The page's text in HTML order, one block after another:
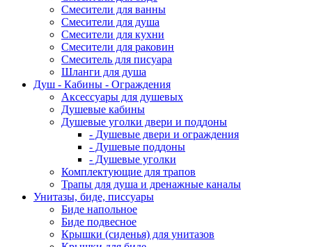
Смесители для ванны
Смесители для душа
Смесители для кухни
Смесители для раковин
Смеситель для писуара
Шланги для душа
Душ - Кабины - Ограждения
Аксессуары для душевых
Душевые кабины
Душевые уголки двери и поддоны
- Душевые двери и ограждения
- Душевые поддоны
- Душевые уголки
Комплектующие для трапов
Трапы для душа и дренажные каналы
Унитазы, биде, писсуары
Биде напольное
Биде подвесное
Крышки (сиденья) для унитазов